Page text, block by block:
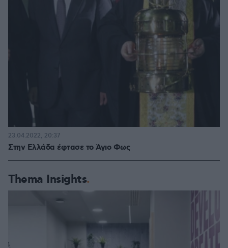
Στην Ελλάδα έφτασε το Άγιο Φως
23.04.2022, 20:37
Thema Insights